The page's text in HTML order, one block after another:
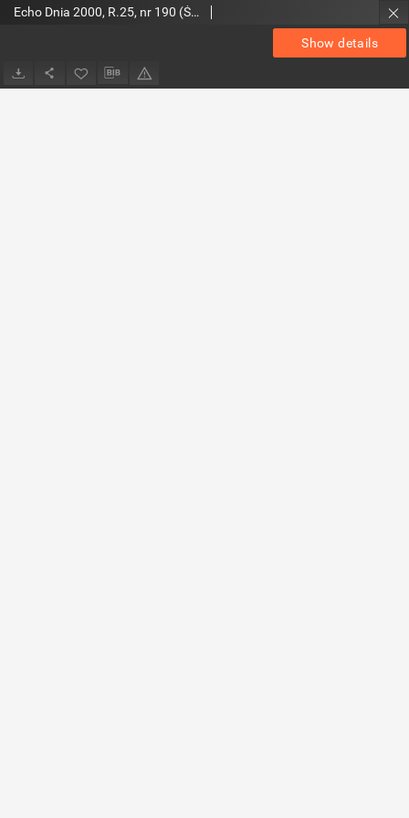
Show details
Echo Dnia 2000, R.25, nr 190 (Świętokrzyskie 2)